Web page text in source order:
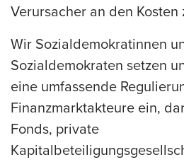
Verursacher an den
Wir Sozialdemokratinnen
Sozialdemokraten setzen
eine umfassende
Finanzmarktakteure ein,
Fonds, private